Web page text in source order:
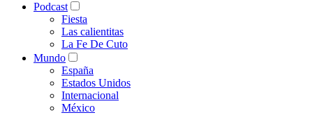
Podcast
Fiesta
Las calientitas
La Fe De Cuto
Mundo
España
Estados Unidos
Internacional
México